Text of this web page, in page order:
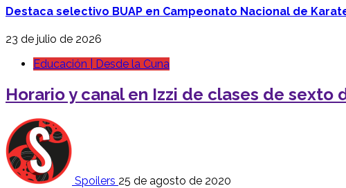
Destaca selectivo BUAP en Campeonato Nacional de
23 de julio de 2026
Educación | Desde la Cuna
Horario y canal en Izzi de clases de sexto
Spoilers 25 de agosto de 2020